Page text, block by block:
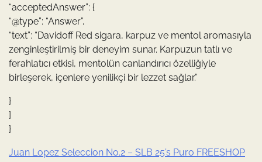
“acceptedAnswer”: {
“@type”: “Answer”,
“text”: “Davidoff Red sigara, karpuz ve mentol aromasıyla
zenginleştirilmiş bir deneyim sunar. Karpuzun tatlı ve
ferahlatıcı etkisi, mentolün canlandırıcı özelliğiyle
birleşerek, içenlere yenilikçi bir lezzet sağlar.”
}
]
}
Juan Lopez Seleccion No.2 – SLB 25’s Puro FREESHOP